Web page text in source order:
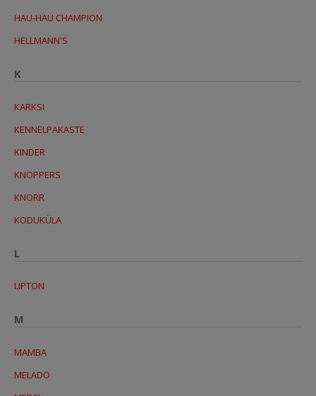
HAU-HAU CHAMPION
HELLMANN'S
K
KARKSI
KENNELPAKASTE
KINDER
KNOPPERS
KNORR
KODUKÜLA
L
LIPTON
M
MAMBA
MELADO